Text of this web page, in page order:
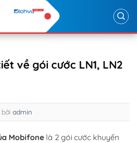
về gói cước LN1, LN2
bởi admin
Mobifone là 2 gói cước khuyến